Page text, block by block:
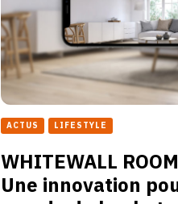
ACTUS LIFESTYLE
WHITEWALL
Une innovation